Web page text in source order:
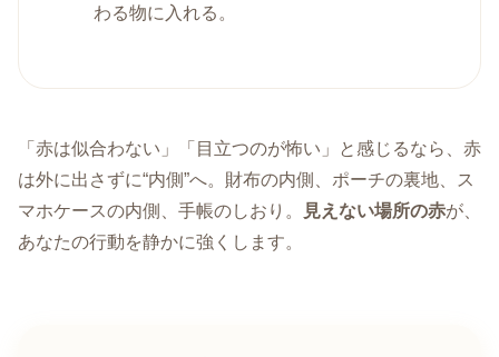
わる物に入れる。
「赤は似合わない」「目立つのが怖い」と感じるなら、赤
は外に出さずに“内側”へ。財布の内側、ポーチの裏地、ス
マホケースの内側、手帳のしおり。
見えない場所の赤が、
あなたの行動を静かに強くします。